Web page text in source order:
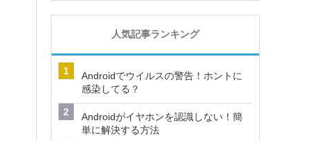
人気記事ランキング
Androidでウイルスの警告！ホントに
感染してる？
Androidがイヤホンを認識しない！簡
単に解決する方法